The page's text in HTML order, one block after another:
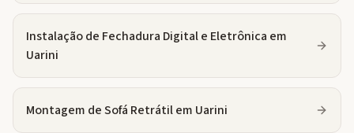
Instalação de Fechadura Digital e Eletrônica em
Uarini
Montagem de Sofá Retrátilem Uarini